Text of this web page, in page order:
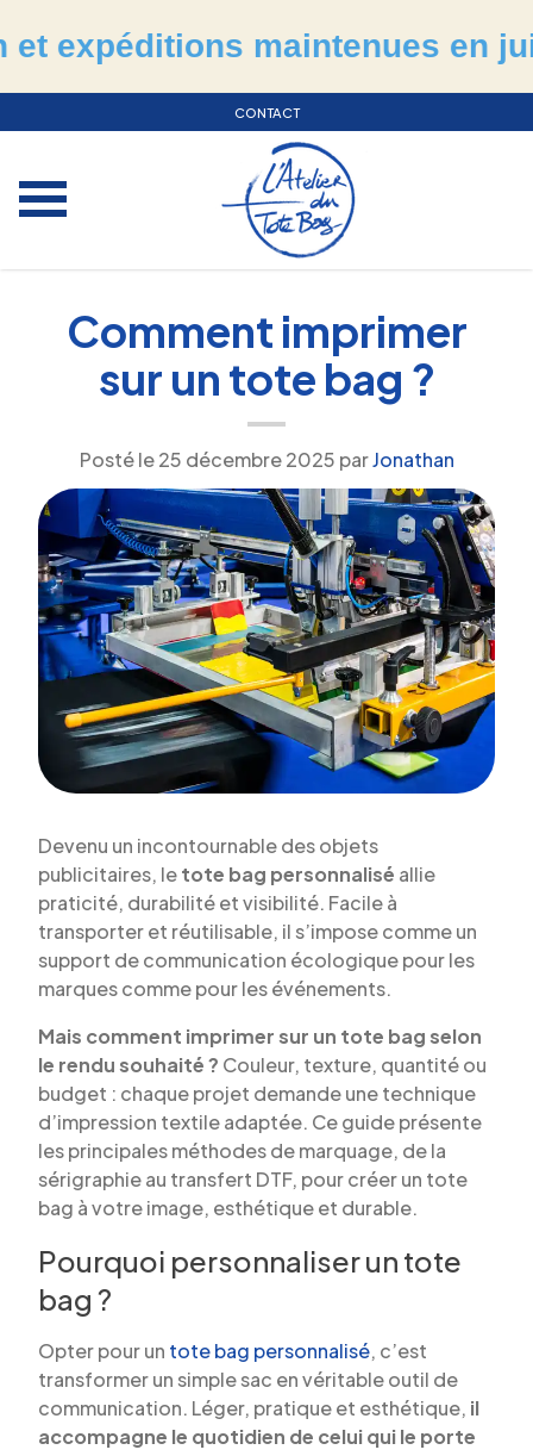
maintenues en juillet
CONTACT
Comment imprimer
sur un tote bag ?
Posté le 25 décembre 2025 parJonathan
Devenu un incontournable des objets
publicitaires, letote bag personnalisé allie
praticité, durabilité et visibilité. Facile à
transporter et réutilisable, il s’impose comme un
support de communication écologique pour les
marques comme pour les événements.
Mais comment imprimer sur un tote bag selon
le rendu souhaité ? Couleur, texture, quantité ou
budget : chaque projet demande une technique
d’impression textile adaptée. Ce guide présente
les principales méthodes de marquage, de la
sérigraphie au transfert DTF, pour créer un tote
bag à votre image, esthétique et durable.
Pourquoi personnaliser un tote
bag ?
Opter pour un tote bag personnalisé, c’est
transformer un simple sac en véritable outil de
communication. Léger, pratique et esthétique, il
accompagne le quotidien de celui qui le porte